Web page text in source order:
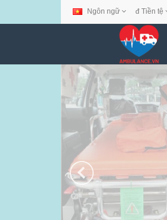
Ngôn ngữ đ Tiền tệ